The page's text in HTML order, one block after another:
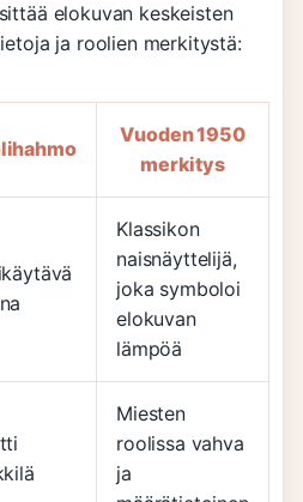
elokuvan keskeisten
ja roolien merkitystä:
Vuoden 1950
merkitys
Klassikon
naisnäyttelijä,
joka symboloi
elokuvan
lämpöä
Miesten
roolissa vahva
ja